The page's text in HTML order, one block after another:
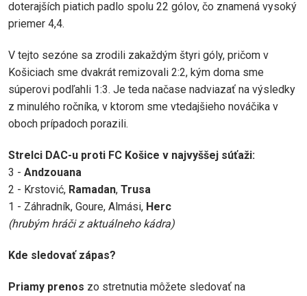
doterajších piatich padlo spolu 22 gólov, čo znamená vysoký
priemer 4,4.
V tejto sezóne sa zrodili zakaždým štyri góly, pričom v
Košiciach sme dvakrát remizovali 2:2, kým doma sme
súperovi podľahli 1:3. Je teda načase nadviazať na výsledky
z minulého ročníka, v ktorom sme vtedajšieho nováčika v
oboch prípadoch porazili.
Strelci DAC-u proti FC Košice v najvyššej súťaži:
3 - Andzouana
2 - Krstović, Ramadan, Trusa
1 - Záhradník, Goure, Almási, Herc
(hrubým hráči z aktuálneho kádra)
Kde sledovať zápas?
Priamy prenos zo stretnutia môžete sledovať na